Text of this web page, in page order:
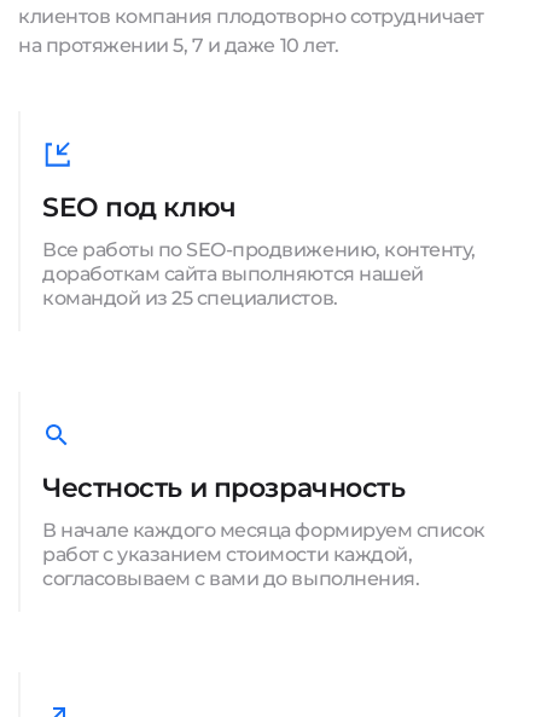
клиентов компания плодотворно сотрудничает
на протяжении 5, 7 и даже 10 лет.
SEO под ключ
Все работы по SEO-продвижению, контенту,
доработкам сайта выполняются нашей
командой из 25 специалистов.
Честность и прозрачность
В начале каждого месяца формируем список
работ с указанием стоимости каждой,
согласовываем с вами до выполнения.